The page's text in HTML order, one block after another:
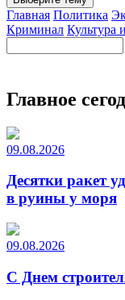
Главная Политика
Криминал Культура
Главное
09.08.2026
Десятки ракет
в руины у моря
09.08.2026
С Днем